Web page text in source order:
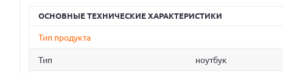
ОСНОВНЫЕ ТЕХНИЧЕСКИЕ ХАРАКТЕРИСТИКИ
Тип продукта
Тип ноутбук